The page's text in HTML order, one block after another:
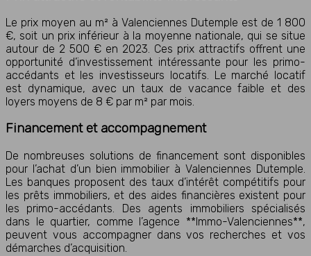
Le prix moyen au m² à Valenciennes Dutemple est de 1 800
€, soit un prix inférieur à la moyenne nationale, qui se situe
autour de 2 500 € en 2023. Ces prix attractifs offrent une
opportunité d’investissement intéressante pour les primo-
accédants et les investisseurs locatifs. Le marché locatif
est dynamique, avec un taux de vacance faible et des
loyers moyens de 8 € par m² par mois.
Financement et accompagnement
De nombreuses solutions de financement sont disponibles
pour l’achat d’un bien immobilier à Valenciennes Dutemple.
Les banques proposent des taux d’intérêt compétitifs pour
les prêts immobiliers, et des aides financières existent pour
les primo-accédants. Des agents immobiliers spécialisés
dans le quartier, comme l’agence **Immo-Valenciennes**,
peuvent vous accompagner dans vos recherches et vos
démarches d’acquisition.